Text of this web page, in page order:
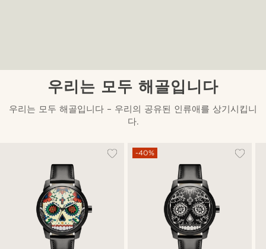
우리는 모두 해골입니다
우리는 모두 해골입니다 – 우리의 공유된 인류애를 상기시킵니
다.
-40%